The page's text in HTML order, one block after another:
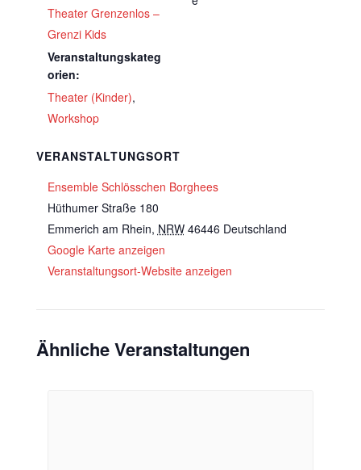
Theater Grenzenlos –
Grenzi Kids
Veranstaltungskateg
orien:
Theater (Kinder),
Workshop
VERANSTALTUNGSORT
Ensemble Schlösschen Borghees
Hüthumer Straße 180
Emmerich am Rhein, NRW 46446 Deutschland
Google Karte anzeigen
Veranstaltungsort-Website anzeigen
Ähnliche Veranstaltungen